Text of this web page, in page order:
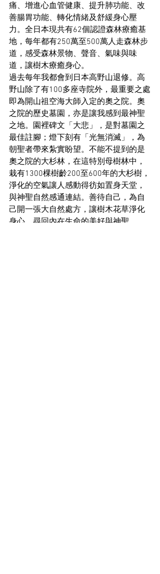
痛、增進心血管健康、提升肺功能、改
善腸胃功能、轉化情緒及舒緩身心壓
力。全日本現共有62個認證森林療癒基
地，每年都有250萬至500萬人走森林步
道，感受森林景物、聲音、氣味與味
道，讓樹木療癒身心。
過去每年我都會到日本高野山退修。高
野山除了有100多座寺院外，最重要之處
即為開山祖空海大師入定的奧之院。奧
之院的歷史墓園，亦是讓我感到最神聖
之地。園裡碑文「大悲」，是對墓園之
最佳註腳；燈下刻有「光無消滅」，為
朝聖者帶來紮實盼望。不能不提到的是
奧之院的大杉林，在這特別母樹林中，
栽有1300棵樹齡200至600年的大杉樹，
淨化的空氣讓人感動得彷如置身天堂，
與神聖自然感通連結。善待自己，為自
己開一張大自然處方，讓樹木花草淨化
身心，尋回內在生命的美好與神聖。